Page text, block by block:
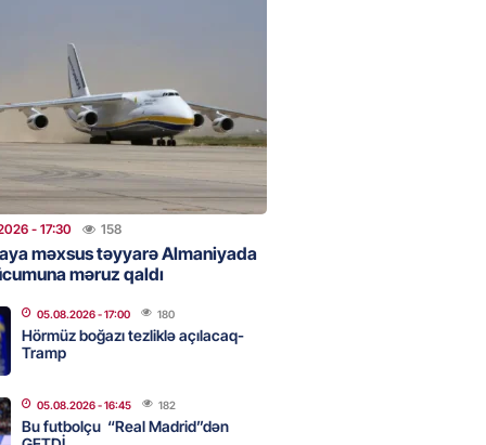
həcmini üç dəfəyə yaxın
- 16:59 180
“Real Madrid”dən GETDİ
- 16:45 182
nin ilk qadın generalı oldu
- 16:30 184
və universitetlərə yaxın ev
diqqətinə: Kirayə
- 17:30 158
məxsus təyyarə Almaniyada
məruz qaldı
05.08.2026- 17:00 180
Hörmüz boğazı tezliklə açılacaq-
Tramp
05.08.2026- 16:45 182
Bu futbolçu “Real Madrid”dən